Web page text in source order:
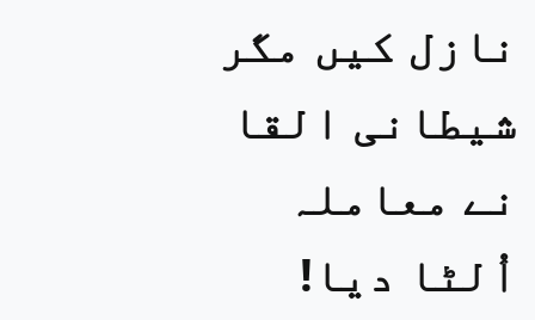
نازل کیں مگر
شیطانی القا
نے معاملہ
اُلٹا دیا!